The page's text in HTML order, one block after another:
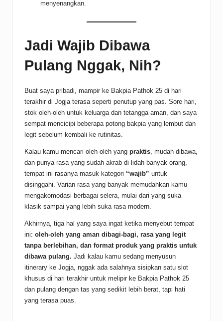
menyenangkan.
Jadi Wajib Dibawa
Pulang Nggak, Nih?
Buat saya pribadi, mampir ke Bakpia Pathok 25 di hari
terakhir di Jogja terasa seperti penutup yang pas. Sore hari,
stok oleh-oleh untuk keluarga dan tetangga aman, dan saya
sempat mencicipi beberapa potong bakpia yang lembut dan
legit sebelum kembali ke rutinitas.
Kalau kamu mencari oleh-oleh yang praktis, mudah dibawa,
dan punya rasa yang sudah akrab di lidah banyak orang,
tempat ini rasanya masuk kategori “wajib” untuk
disinggahi. Varian rasa yang banyak memudahkan kamu
mengakomodasi berbagai selera, mulai dari yang suka
klasik sampai yang lebih suka rasa modern.
Akhirnya, tiga hal yang saya ingat ketika menyebut tempat
ini: oleh-oleh yang aman dibagi-bagi, rasa yang legit
tanpa berlebihan, dan format produk yang praktis untuk
dibawa pulang. Jadi kalau kamu sedang menyusun
itinerary ke Jogja, nggak ada salahnya sisipkan satu slot
khusus di hari terakhir untuk melipir ke Bakpia Pathok 25
dan pulang dengan tas yang sedikit lebih berat, tapi hati
yang terasa puas.